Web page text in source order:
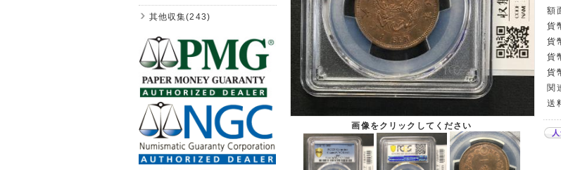
画像をクリックしてください
額
貨
貨
貨
貨
関
送
其他収集(243)